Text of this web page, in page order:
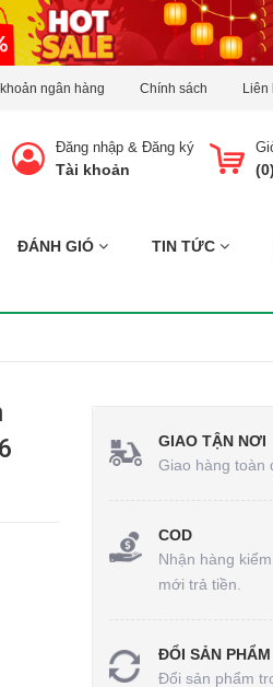
ngân hàng Chính sách Liên
(0
Đăng nhập & Đăng ký
Tài khoản
ĐÁNH GIÓ TIN TỨC
GIAO TẬN NƠI
Giao hàng toàn
COD
Nhận hàng
mới trả tiền.
ĐỔI SẢN PHẨM
Đổi sản phẩm